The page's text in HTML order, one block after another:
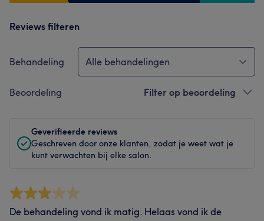
Reviews filteren
Behandeling Alle behandelingen
Beoordeling Filter op beoordeling
Geverifieerde reviews
Geschreven door onze klanten, zodat je weet wat je
kunt verwachten bij elke salon.
De behandeling vond ik matig. Helaas vond ik de